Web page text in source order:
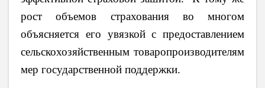
рост объемов страхования во многом
объясняется его увязкой с предоставлением
сельскохозяйственным товаропроизводителям
мер государственной поддержки.